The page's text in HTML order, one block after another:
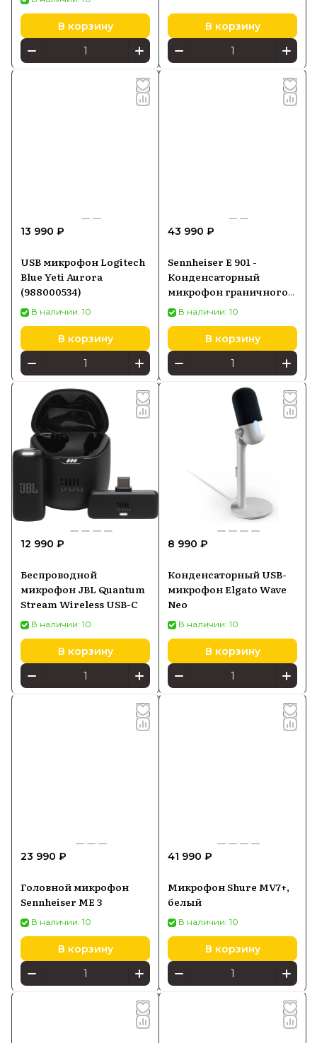
В корзину В корзину
13 990 ₽
USB микрофон Logitech
Blue Yeti Aurora
(988000534)
В наличии: 10
В корзину
43 990 ₽
Sennheiser E 901 -
Конденсаторный
микрофон граничного
слоя для бас-барабана,
20 - 20000 Гц, 100 Ом
В наличии: 10
В корзину
12 990 ₽
Беспроводной
микрофон JBL Quantum
Stream Wireless USB-C
В наличии: 10
В корзину
8 990 ₽
Конденсаторный USB-
микрофон Elgato Wave
Neo
В наличии: 10
В корзину
23 990 ₽
Головной микрофон
Sennheiser ME 3
В наличии: 10
В корзину
41 990 ₽
Микрофон Shure MV7+,
белый
В наличии: 10
В корзину